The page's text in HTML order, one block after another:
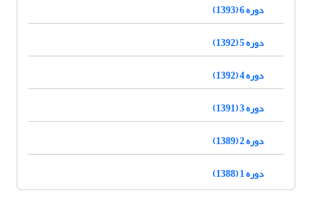
دوره 6 (1393)
دوره 5 (1392)
دوره 4 (1392)
دوره 3 (1391)
دوره 2 (1389)
دوره 1 (1388)